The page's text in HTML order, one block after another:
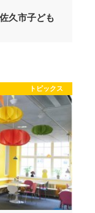
久市子ども
トピックス